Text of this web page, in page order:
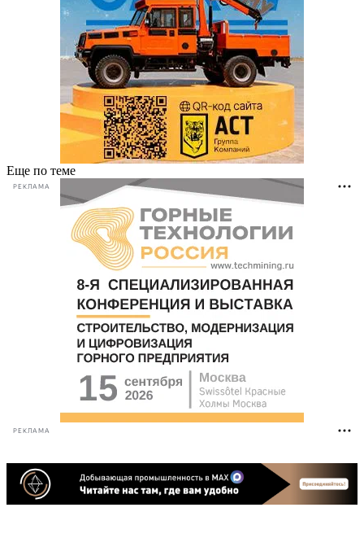
Еще по теме
РЕКЛАМА
РЕКЛАМА